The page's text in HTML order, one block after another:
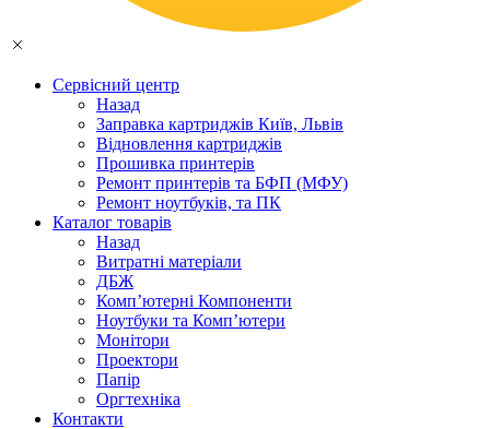
Сервісний центр
Назад
Заправка картриджів Київ, Львів
Відновлення картриджів
Прошивка принтерів
Ремонт принтерів та БФП (МФУ)
Ремонт ноутбуків, та ПК
Каталог товарів
Назад
Витратні матеріали
ДБЖ
Комп’ютерні Компоненти
Ноутбуки та Комп’ютери
Монітори
Проектори
Папір
Оргтехніка
Контакти